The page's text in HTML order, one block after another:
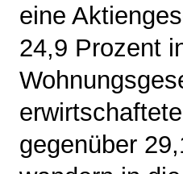
eine
24,9 Prozent
gegenüber